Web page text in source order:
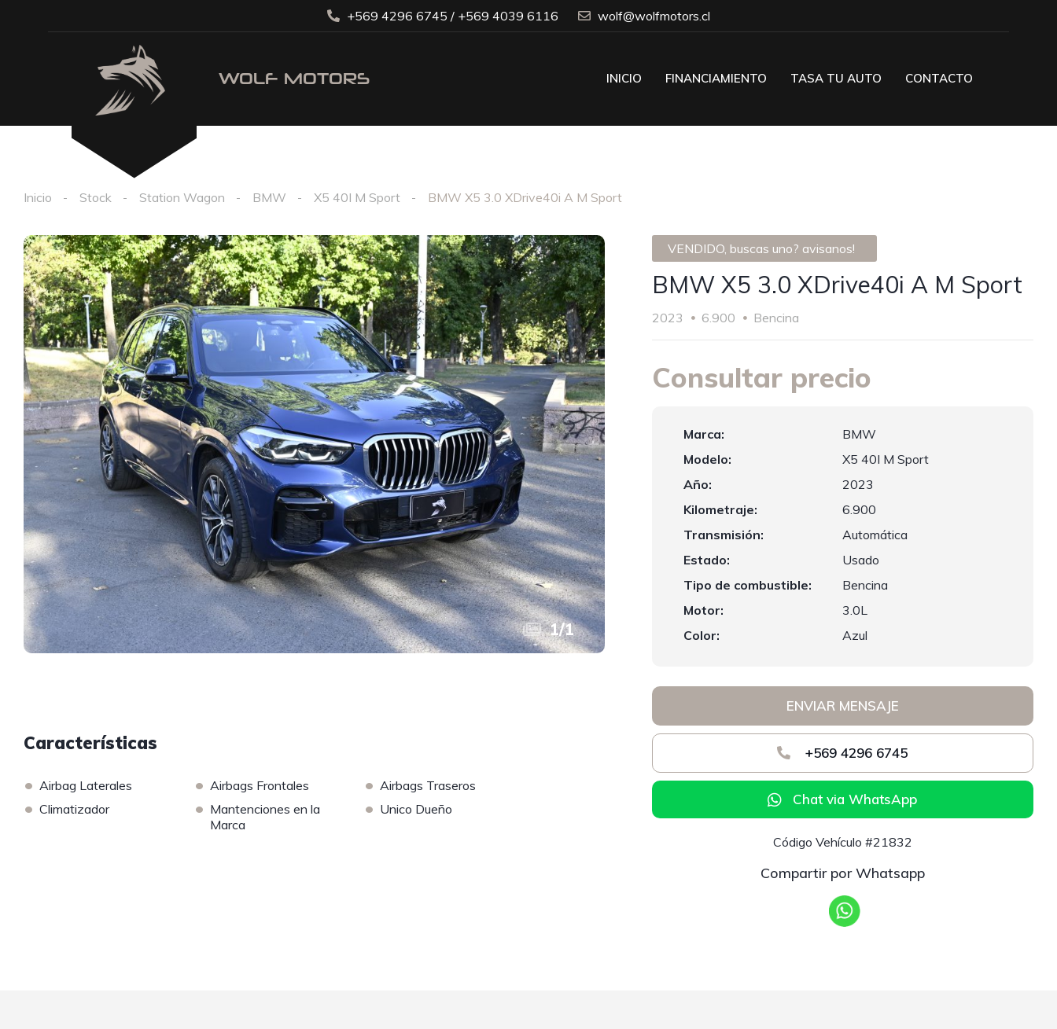
+569 4296 6745 / +569 4039 6116 wolf@wolfmotors.cl
INICIO FINANCIAMIENTO TASA TU AUTO CONTACTO
Inicio Stock Station Wagon BMW X5 40I M Sport BMW X5 3.0 XDrive40i A M Sport
1/1
Características
• Airbag Laterales • Airbags Frontales • Airbags Traseros
• Climatizador • Mantenciones en la
Marca
• Unico Dueño
VENDIDO, buscas uno? avisanos!
BMW X5 3.0 XDrive40i A M Sport
2023 6.900 Bencina
Consultar precio
Marca:
BMW
Modelo:
X5 40I M Sport
Año:
2023
Kilometraje:
6.900
Transmisión:
Automática
Estado:
Usado
Tipo de combustible:
Bencina
Motor:
3.0L
Color:
Azul
ENVIAR MENSAJE
+569 4296 6745
Chat via WhatsApp
Código Vehículo #21832
Compartir por Whatsapp